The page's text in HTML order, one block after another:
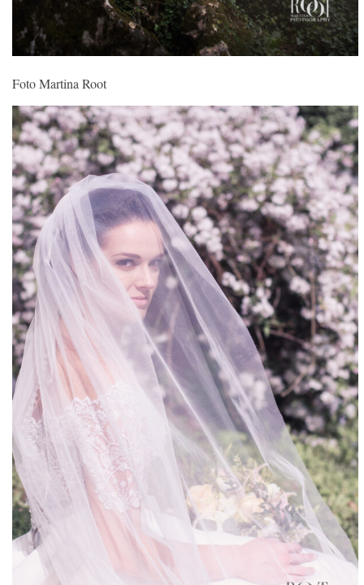
Foto Martina Root